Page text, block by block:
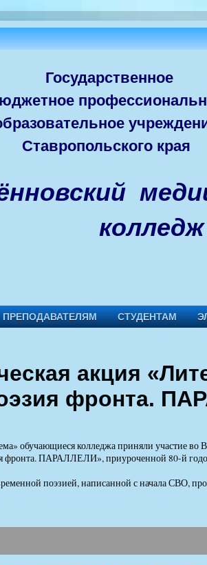
Государственное
Ставропольского края
ПРЕПОДАВАТЕЛЯМ СТУДЕНТАМ
акция
фронта.
обучающиеся колледжа приняли участие во
фронта. ПАРАЛЛЕЛИ», приуроченной 80-й
поэзией, написанной с начала СВО,